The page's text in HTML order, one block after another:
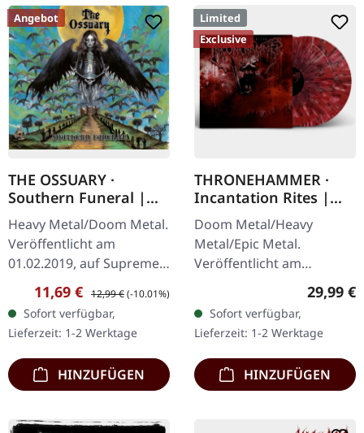
Angebot
THE OSSUARY ·
Southern Funeral |
DIGIPAK CD
Heavy Metal/Doom Metal.
Veröffentlicht am
01.02.2019, auf Supreme
Chaos Records.
Erstauflage als CD im
DigiPak mit 12-seitigem
Booklet. Geht es dir…
Verkaufspreis:
11,69 € Regulärer Preis:
12,99 €(-10.01%)
Sofort verfügbar,
Lieferzeit: 1-2 Werktage
HINZUFÜGEN
Limited
Exclusive
THRONEHAMMER ·
Incantation Rites |
SPLATTER 2LP
Doom Metal/Heavy
Metal/Epic Metal.
Veröffentlicht am
21.10.2022, auf Supreme
Chaos Records. SCR-
exklusives Transparent
Rot/Schwarz/Weiß…
29,99 €
Sofort verfügbar,
Lieferzeit: 1-2 Werktage
HINZUFÜGEN